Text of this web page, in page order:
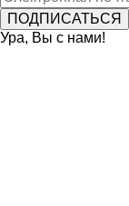
Ура, Вы с нами!